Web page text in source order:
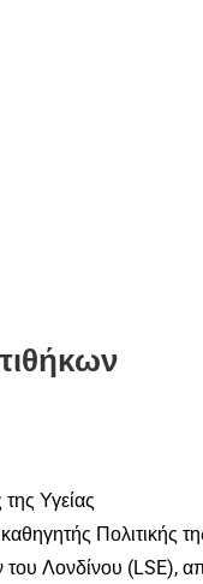
Υγείας
Πολιτικής
του Λονδίνου (LSE),